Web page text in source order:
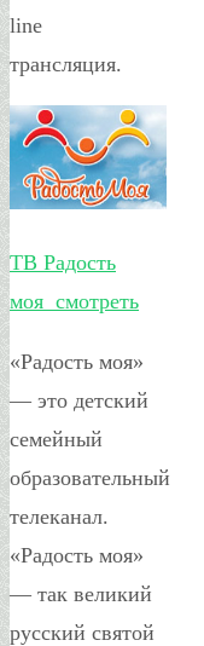
line
трансляция.
ТВ Радость
моя смотреть
«Радость моя»
— это детский
семейный
образовательный
телеканал.
«Радость моя»
— так великий
русский святой